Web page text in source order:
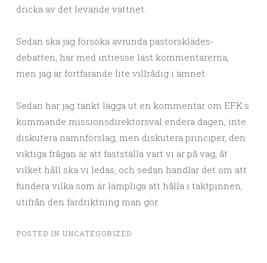
dricka av det levande vattnet.
Sedan ska jag försöka avrunda pastorsklädes-
debatten, har med intresse läst kommentarerna,
men jag är fortfarande lite villrådig i ämnet.
Sedan har jag tänkt lägga ut en kommentar om EFK:s
kommande missionsdirektorsval endera dagen, inte
diskutera namnförslag, men diskutera principer, den
viktiga frågan är att fastställa vart vi är på väg, åt
vilket håll ska vi ledas, och sedan handlar det om att
fundera vilka som är lämpliga att hålla i taktpinnen,
utifrån den färdriktning man gör.
POSTED IN UNCATEGORIZED